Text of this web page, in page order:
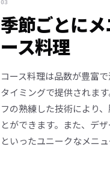
03
季節ごとに
ース料理
コース料理は品数が豊富
タイミングで提供されま
フの熟練した技術により
とができます。また、デ
といったユニークなメニ